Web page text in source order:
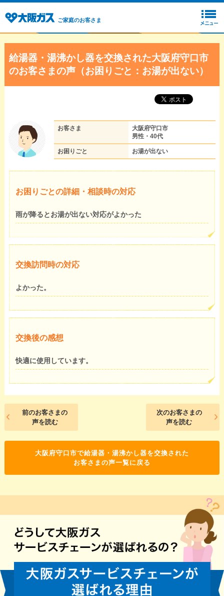
ご家庭のお客さま
給湯器・湯沸かし器を交換された大阪府守口市
のお客さまの声（お困りごと：お湯が出ない）
お客さま
大阪府守口市
男性・40代
お困りごと お湯が出ない
お困りごとの詳細・相談時の対応
雨が降るとお湯が出ない対応がよかった
交換訪問時の対応
よかった。
交換後の感想
快適に使用しています。
前のお客さまの
声を読む
次のお客さまの
声を読む
大阪府守口市で給湯器・湯沸かし器を交換された
お客さまの声一覧に戻る